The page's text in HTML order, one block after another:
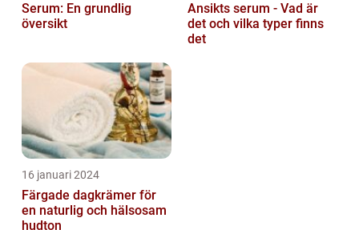
Serum: En grundlig
översikt
Ansikts serum - Vad är
det och vilka typer finns
det
16 januari 2024
Färgade dagkrämer för
en naturlig och hälsosam
hudton